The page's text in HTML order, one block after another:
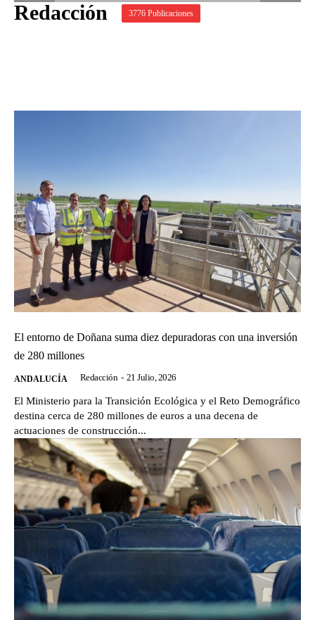
Redacción 3776 Publicaciones
El entorno de Doñana suma diez depuradoras con una inversión
de 280 millones
ANDALUCÍA Redacción - 21 Julio, 2026
El Ministerio para la Transición Ecológica y el Reto Demográfico
destina cerca de 280 millones de euros a una decena de
actuaciones de construcción...